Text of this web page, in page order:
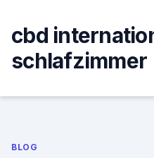
content
cbd
schlafzimmer
BLOG